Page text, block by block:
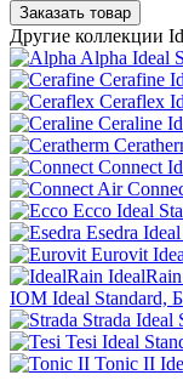
Заказать товар
Другие коллекции
Alpha Ideal
Cerafine
Ceraflex
Ceraline
Connect
Ecco Ideal
Esedra
Eurovit
IdealRain
IOM Ideal Standard,
Strada Ideal
Tesi Ideal
Tonic II